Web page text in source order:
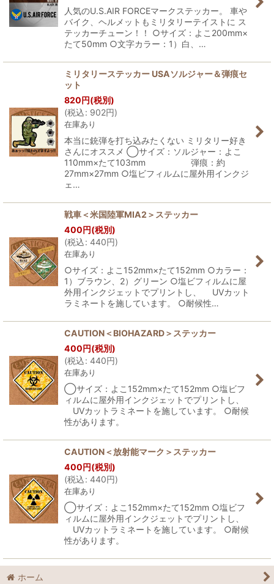
人気のU.S.AIR FORCEマークステッカー。 車や
バイク、ヘルメットもミリタリーテイストに ス
テッカーチューン！！ ○サイズ：よこ200mm×
たて50mm ○文字カラー：1）白、…
ミリタリーステッカー USAソルジャー＆弾痕セ
ット
820円(税別)
(税込: 902円)
在庫あり
本当に銃弾を打ち込みたくない ミリタリー好き
さんにオススメ ◯サイズ：ソルジャー：よこ
110mm×たて103mm 弾痕：約
27mm×27mm ○塩ビフィルムに屋外用インクジ
ェ…
戦車＜米国陸軍MIA2＞ステッカー
400円(税別)
(税込: 440円)
在庫あり
○サイズ：よこ152mm×たて152mm ○カラー：
1）ブラウン、2）グリーン ○塩ビフィルムに屋
外用インクジェットでプリントし、 UVカット
ラミネートを施しています。 ○耐候性…
CAUTION＜BIOHAZARD＞ステッカー
400円(税別)
(税込: 440円)
在庫あり
◯サイズ：よこ152mm×たて152mm ○塩ビフ
ィルムに屋外用インクジェットでプリントし、
UVカットラミネートを施しています。 ○耐候
性があります。
CAUTION＜放射能マーク＞ステッカー
400円(税別)
(税込: 440円)
在庫あり
◯サイズ：よこ152mm×たて152mm ○塩ビフ
ィルムに屋外用インクジェットでプリントし、
UVカットラミネートを施しています。 ○耐候
性があります。
ホーム